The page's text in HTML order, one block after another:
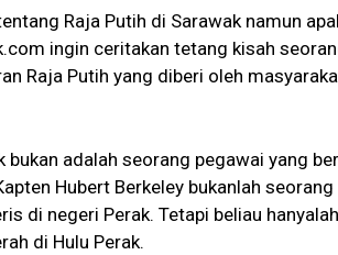
Raja Putih di Sarawak namun
ingin ceritakan tetang kisah
Raja Putih yang diberi oleh
adalah seorang pegawai yang
Hubert Berkeley bukanlah
di negeri Perak. Tetapi beliau
di Hulu Perak.